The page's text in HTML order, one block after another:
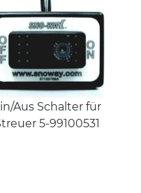
Aus Schalter für
5-99100531